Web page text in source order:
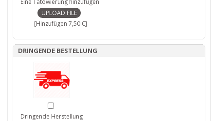
Eine Tätowierung hinzufügen
[Hinzufügen 7,50 €]
DRINGENDE BESTELLUNG
Dringende Herstellung